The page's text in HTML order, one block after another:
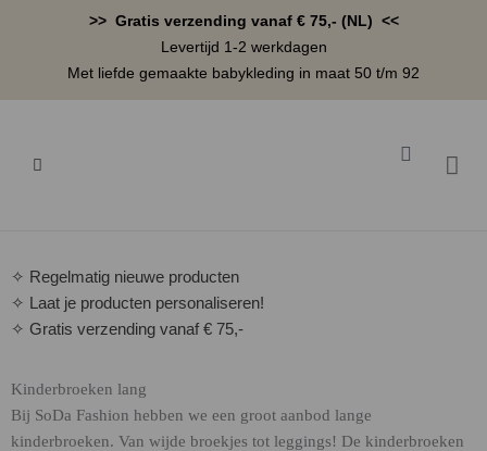
>> Gratis verzending vanaf € 75,- (NL) <<
Levertijd 1-2 werkdagen
Met liefde gemaakte babykleding in maat 50 t/m 92
✧ Regelmatig nieuwe producten
✧ Laat je producten personaliseren!
✧ Gratis verzending vanaf € 75,-
Kinderbroeken lang
Bij SoDa Fashion hebben we een groot aanbod lange
kinderbroeken. Van wijde broekjes tot leggings! De kinderbroeken